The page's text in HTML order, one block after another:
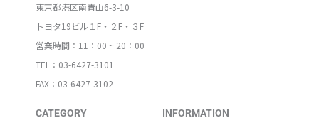
東京都港区南青山6-3-10
トヨタ19ビル１F・２F・３F
営業時間：11：00 ~ 20：00
TEL：03-6427-3101
FAX：03-6427-3102
CATEGORY INFORMATION